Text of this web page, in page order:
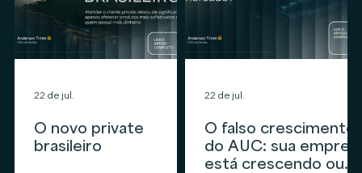
O novo private
brasileiro
22 de jul.
O falso crescimento
do AUC: sua
está crescendo ou
22 de jul.